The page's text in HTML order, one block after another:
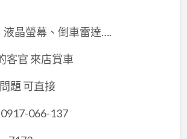
液晶螢幕、倒車雷達….
客官 來店賞車
題 可直接
066-137